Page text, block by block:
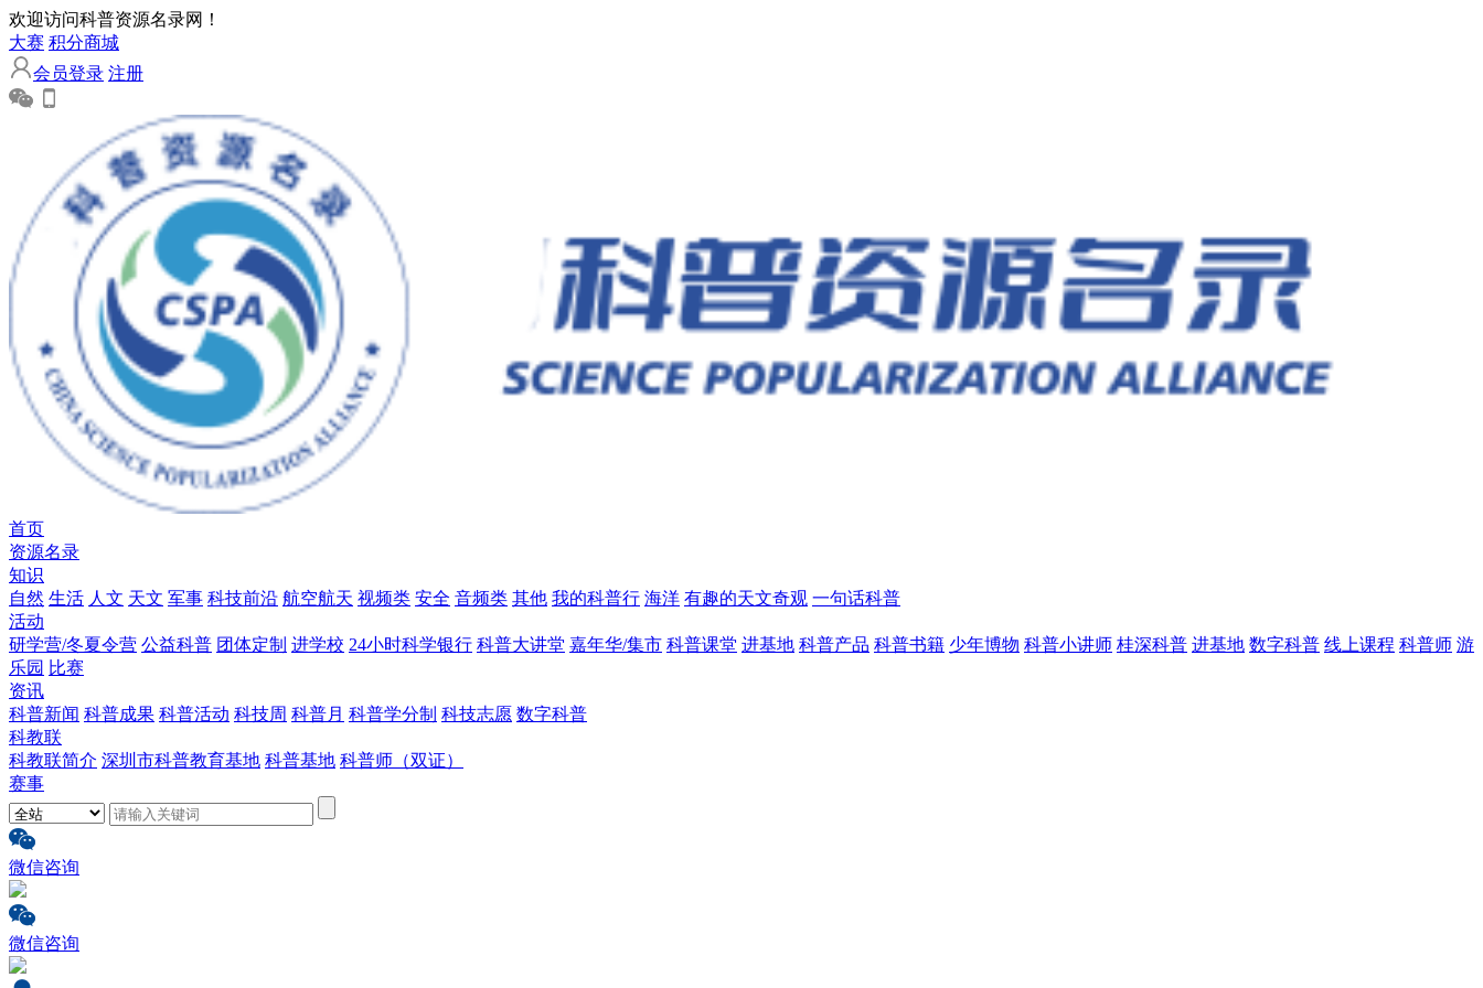
欢迎访问科普资源名录网！
大赛 积分商城
会员登录 注册
首页
资源名录
知识
自然 生活 人文 天文 军事 科技前沿 航空航天 视频类 安全 音频类 其他 我的科普行 海洋 有趣的天文奇观 一句话科普
活动
研学营/冬夏令营 公益科普 团体定制 进学校 24小时科学银行 科普大讲堂 嘉年华/集市 科普课堂 进基地 科普产品 科普书籍 少年博物 科普小讲师 桂深科普 进基地 数字科普 线上课程 科普师 游
乐园 比赛
资讯
科普新闻 科普成果 科普活动 科技周 科普月 科普学分制 科技志愿 数字科普
科教联
科教联简介 深圳市科普教育基地 科普基地 科普师（双证）
赛事
微信咨询
微信咨询